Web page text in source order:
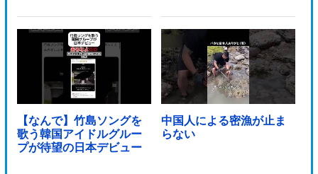
【なんで】竹島ソングを
歌う韓国アイドルグルー
プが待望の日本デビュー
中国人による密漁が止ま
らない